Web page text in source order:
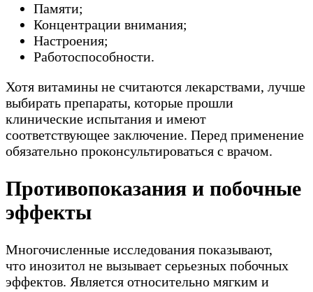
Памяти;
Концентрации внимания;
Настроения;
Работоспособности.
Хотя витамины не считаются лекарствами, лучше
выбирать препараты, которые прошли
клинические испытания и имеют
соответствующее заключение. Перед применение
обязательно проконсультироваться с врачом.
Противопоказания и побочные
эффекты
Многочисленные исследования показывают,
что инозитол не вызывает серьезных побочных
эффектов. Является относительно мягким и